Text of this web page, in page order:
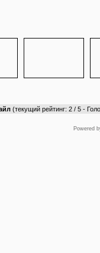
(текущий рейтинг: 2 / 5 -
Powered